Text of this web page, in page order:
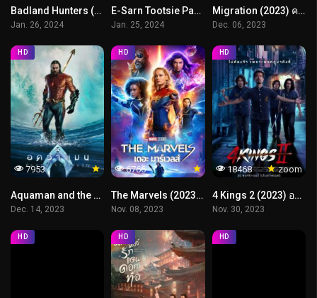
Badland Hunters (2024) นักล่ากลางนรก
Jan. 26, 2024
E-Sarn Tootsie Part 1 (2024) อีสานตุ๊ดซี่ ภาค 1
Jan. 25, 2024
Migration (2023) ครอบครัวเป็ดผจญภัย
Dec. 06, 2023
7953
HD
Aquaman and the Lost Kingdom (2023) อควาแมน กับอาณาจักรสาบสูญ
Dec. 14, 2023
6766
HD
The Marvels (2023) เดอะ มาร์เวลส์
Nov. 08, 2023
zoom
18468
HD
4 Kings 2 (2023) อาชีวะ ยุค 90
Nov. 30, 2023
HD HD HD